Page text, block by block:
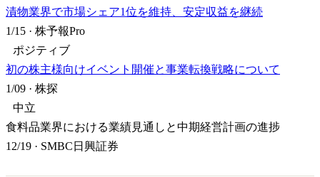
漬物業界で市場シェア1位を維持、安定収益を継続
1/15 · 株予報Pro
ポジティブ
初の株主様向けイベント開催と事業転換戦略について
1/09 · 株探
中立
食料品業界における業績見通しと中期経営計画の進捗
12/19 · SMBC日興証券